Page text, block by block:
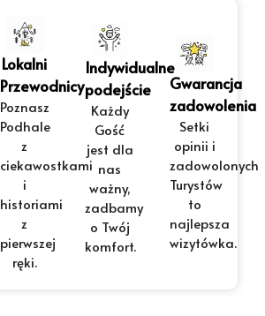
Lokalni
Przewodnicy
Poznasz
Podhale
z
ciekawostkami
i
historiami
z
pierwszej
ręki.
Indywidualne
podejście
Każdy
Gość
jest dla
nas
ważny,
zadbamy
o Twój
komfort.
Gwarancja
zadowolenia
Setki
opinii i
zadowolonych
Turystów
to
najlepsza
wizytówka.